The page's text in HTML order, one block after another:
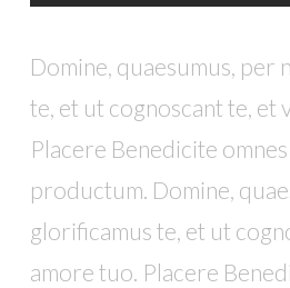
Domine, quaesumus, per
te, et ut cognoscant te, et
Placere Benedicite
productum. Domine,
glorificamus te, et ut
amore tuo. Placere